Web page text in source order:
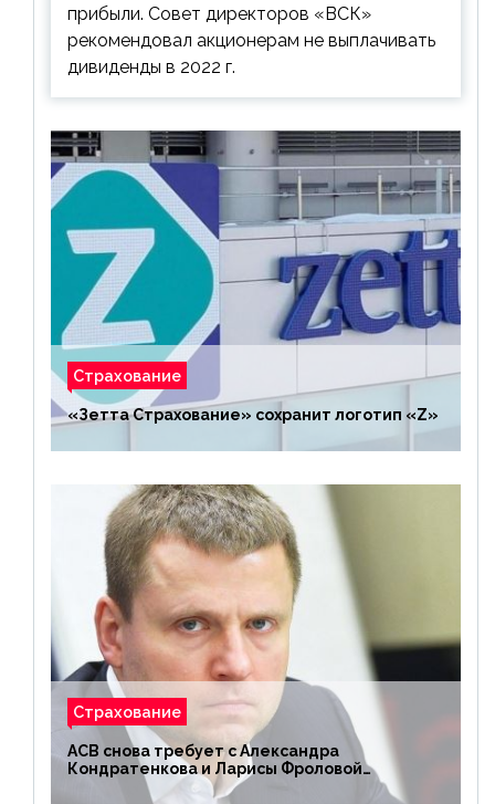
прибыли. Совет директоров «ВСК»
рекомендовал акционерам не выплачивать
дивиденды в 2022 г.
Страхование
«Зетта Страхование» сохранит логотип «Z»
Страхование
АСВ снова требует с Александра
Кондратенкова и Ларисы Фроловой
возмещения убытков на 1,5 млрд р.